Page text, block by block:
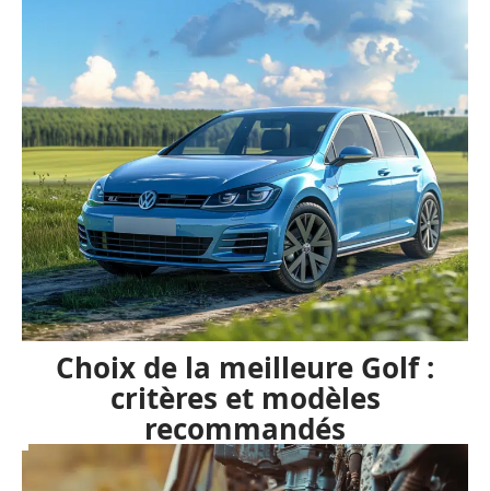
Choix de la meilleure Golf :
critères et modèles
recommandés